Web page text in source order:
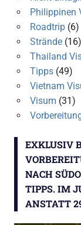
Philippinen
Roadtrip(6)
Strände(16)
Thailand
Tipps(49)
Vietnam
Visum (31)
EXKLUSIV
NACH
TIPPS. IM
ANSTATT